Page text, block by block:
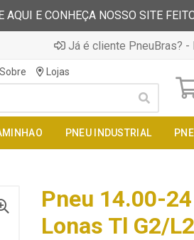
E CONHEÇA NOSSO SITE
Já é cliente PneuBras? -
Lojas
PNEU INDUSTRIAL
Pneu 14.00-
Lonas Tl G2/L2